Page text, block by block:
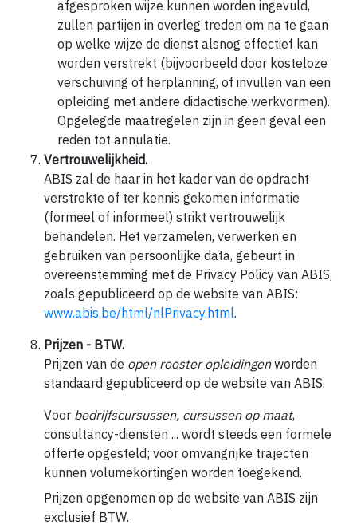
afgesproken wijze kunnen worden ingevuld,
zullen partijen in overleg treden om na te gaan
op welke wijze de dienst alsnog effectief kan
worden verstrekt (bijvoorbeeld door kosteloze
verschuiving of herplanning, of invullen van een
opleiding met andere didactische werkvormen).
Opgelegde maatregelen zijn in geen geval een
reden tot annulatie.
Vertrouwelijkheid.
ABIS zal de haar in het kader van de opdracht
verstrekte of ter kennis gekomen informatie
(formeel of informeel) strikt vertrouwelijk
behandelen. Het verzamelen, verwerken en
gebruiken van persoonlijke data, gebeurt in
overeenstemming met de Privacy Policy van ABIS,
zoals gepubliceerd op de website van ABIS:
www.abis.be/html/nlPrivacy.html.
Prijzen - BTW.
Prijzen van de open rooster opleidingenworden
standaard gepubliceerd op de website van ABIS.
Voor bedrijfscursussen, cursussen op maat,
consultancy-diensten ... wordt steeds een formele
offerte opgesteld; voor omvangrijke trajecten
kunnen volumekortingen worden toegekend.
Prijzen opgenomen op de website van ABIS zijn
exclusief BTW.